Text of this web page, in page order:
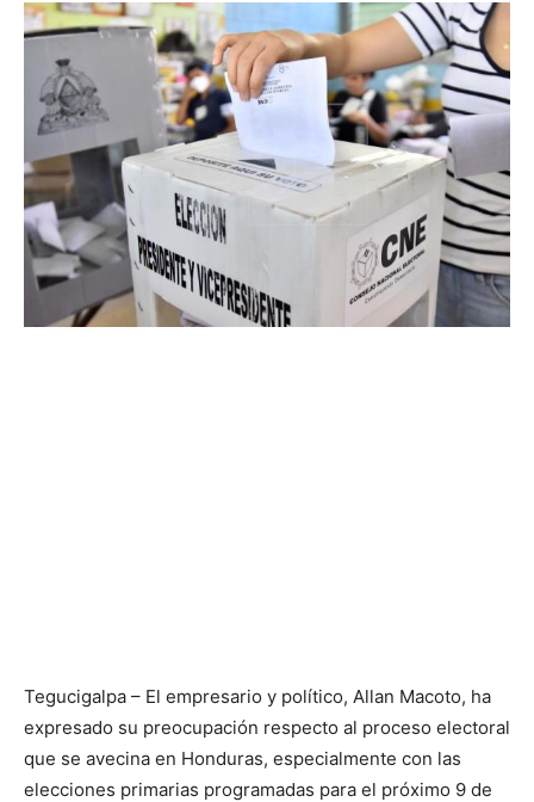
Tegucigalpa – El empresario y político, Allan Macoto, ha
expresado su preocupación respecto al proceso electoral
que se avecina en Honduras, especialmente con las
elecciones primarias programadas para el próximo 9 de